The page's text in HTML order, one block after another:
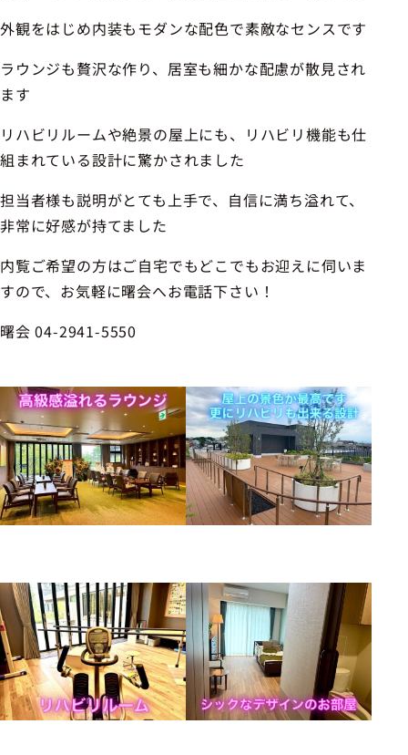
外観をはじめ内装もモダンな配色で素敵なセンスです
ラウンジも贅沢な作り、居室も細かな配慮が散見され
ます
リハビリルームや絶景の屋上にも、リハビリ機能も仕
組まれている設計に驚かされました
担当者様も説明がとても上手で、自信に満ち溢れて、
非常に好感が持てました
内覧ご希望の方はご自宅でもどこでもお迎えに伺いま
すので、お気軽に曙会へお電話下さい！
曙会 04-2941-5550